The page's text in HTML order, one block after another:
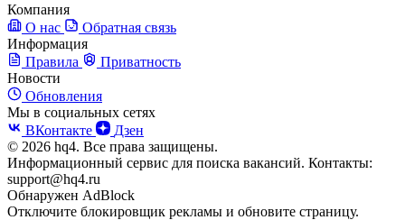
Компания
О нас
Обратная связь
Информация
Правила
Приватность
Новости
Обновления
Мы в социальных сетях
ВКонтакте
Дзен
© 2026 hq4. Все права защищены.
Информационный сервис для поиска вакансий. Контакты:
support@hq4.ru
Обнаружен AdBlock
Отключите блокировщик рекламы и обновите страницу.